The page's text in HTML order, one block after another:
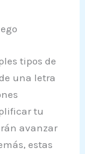
tipos de
una letra
tu
avanzar
estas